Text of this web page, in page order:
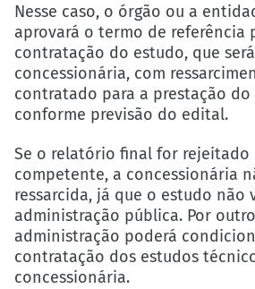
Nesse caso, o órgão ou a
aprovará o termo de referência
contratação do estudo, que
concessionária, com
contratado para a prestação do
conforme previsão do edital.
Se o relatório final for rejeitado
competente, a concessionária
ressarcida, já que o estudo não
administração pública. Por
administração poderá
contratação dos estudos
concessionária.